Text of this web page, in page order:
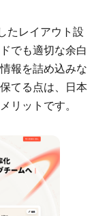
たレイアウト設
でも適切な余白
報を詰め込みな
てる点は、日本
リットです。